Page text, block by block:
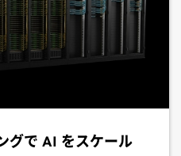
グで AI をスケール